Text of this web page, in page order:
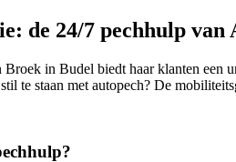
de 24/7 pechhulp van
in Budel biedt haar klanten een
te staan met autopech? De